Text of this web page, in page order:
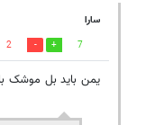
سارا
7
2
یمن باید بل موشک